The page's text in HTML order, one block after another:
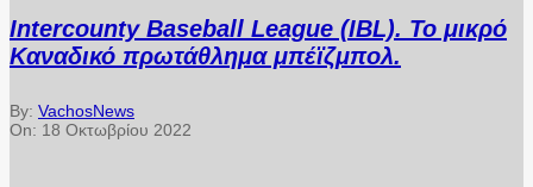
Intercounty Baseball League (IBL). Το μικρό
Καναδικό πρωτάθλημα μπέϊζμπολ.
By: VachosNews
On: 18 Οκτωβρίου 2022